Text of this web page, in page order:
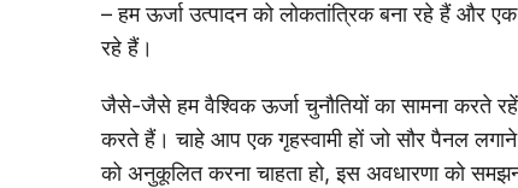
– हम ऊर्जा उत्पादन को लोकतांत्रिक बना रहे हैं और
रहे हैं।
जैसे-जैसे हम वैश्विक ऊर्जा चुनौतियों का सामना करते
करते हैं। चाहे आप एक गृहस्वामी हों जो सौर पैनल लगाने
को अनुकूलित करना चाहता हो, इस अवधारणा को